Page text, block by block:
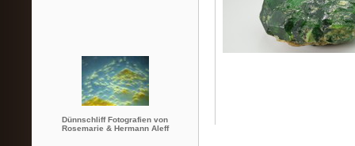
Dünnschliff Fotografien von
Rosemarie & Hermann Aleff